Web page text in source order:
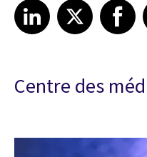
Share article on LinkedIn
LinkedIn
Share article on XShare article
Centre des